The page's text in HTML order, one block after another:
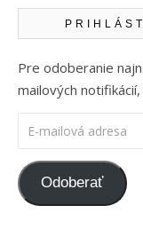
Pre odoberanie
mailových
E-mailová adresa
Odoberať